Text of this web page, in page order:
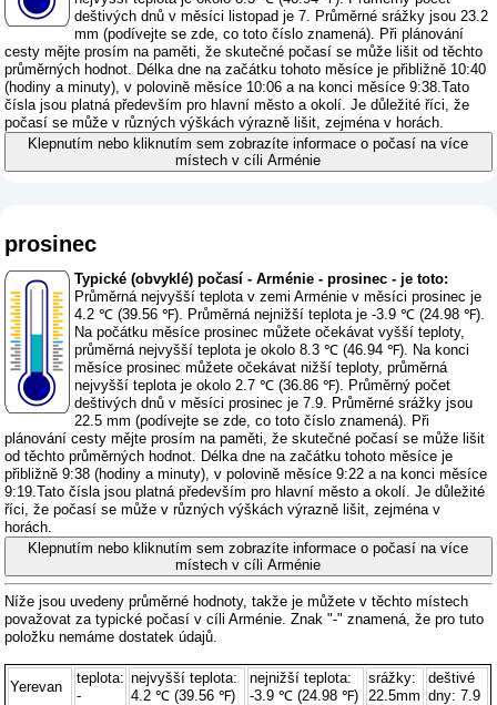
deštivých dnů v měsíci listopad je 7. Průměrné srážky jsou 23.2
mm (podívejte se zde, co toto číslo znamená). Při plánování
cesty mějte prosím na paměti, že skutečné počasí se může lišit od těchto
průměrných hodnot. Délka dne na začátku tohoto měsíce je přibližně 10:40
(hodiny a minuty), v polovině měsíce 10:06 a na konci měsíce 9:38.Tato
čísla jsou platná především pro hlavní město a okolí. Je důležité říci, že
počasí se může v různých výškách výrazně lišit, zejména v horách.
Klepnutím nebo kliknutím sem zobrazíte informace o počasí na více
místech v cíli Arménie
prosinec
Typické (obvyklé) počasí - Arménie - prosinec - je toto:
Průměrná nejvyšší teplota v zemi Arménie v měsíci prosinec je
4.2 ℃ (39.56 ℉). Průměrná nejnižší teplota je -3.9 ℃ (24.98 ℉).
Na počátku měsíce prosinec můžete očekávat vyšší teploty,
průměrná nejvyšší teplota je okolo 8.3 ℃ (46.94 ℉). Na konci
měsíce prosinec můžete očekávat nižší teploty, průměrná
nejvyšší teplota je okolo 2.7 ℃ (36.86 ℉). Průměrný počet
deštivých dnů v měsíci prosinec je 7.9. Průměrné srážky jsou
22.5 mm (podívejte se zde, co toto číslo znamená). Při
plánování cesty mějte prosím na paměti, že skutečné počasí se může lišit
od těchto průměrných hodnot. Délka dne na začátku tohoto měsíce je
přibližně 9:38 (hodiny a minuty), v polovině měsíce 9:22 a na konci měsíce
9:19.Tato čísla jsou platná především pro hlavní město a okolí. Je důležité
říci, že počasí se může v různých výškách výrazně lišit, zejména v
horách.
Klepnutím nebo kliknutím sem zobrazíte informace o počasí na více
místech v cíli Arménie
Níže jsou uvedeny průměrné hodnoty, takže je můžete v těchto místech
považovat za typické počasí v cíli Arménie. Znak "-" znamená, že pro tuto
položku nemáme dostatek údajů.
Yerevan
teplota:
-
nejvyšší teplota:
4.2 ℃ (39.56 ℉)
nejnižší teplota:
-3.9 ℃ (24.98 ℉)
srážky:
22.5mm
deštivé
dny: 7.9